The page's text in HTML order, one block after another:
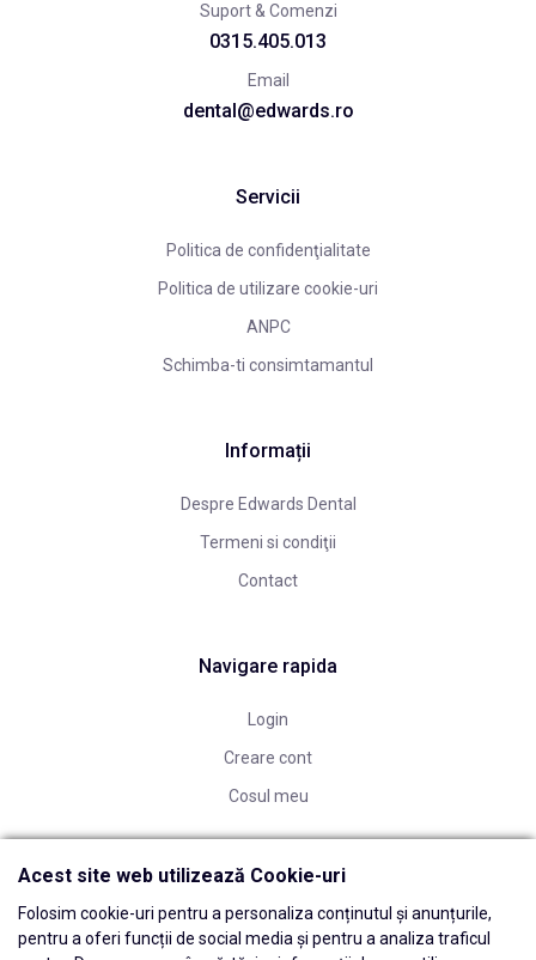
Suport & Comenzi
0315.405.013
Email
dental@edwards.ro
Servicii
Politica de confidenţialitate
Politica de utilizare cookie-uri
ANPC
Schimba-ti consimtamantul
Informații
Despre Edwards Dental
Termeni si condiţii
Contact
Navigare rapida
Login
Creare cont
Cosul meu
Acest site web utilizează Cookie-uri
Folosim cookie-uri pentru a personaliza conținutul și anunțurile,
pentru a oferi funcții de social media și pentru a analiza traficul